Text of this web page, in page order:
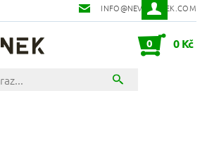
INFO@NEVORANEK.COM
0 0 Kč